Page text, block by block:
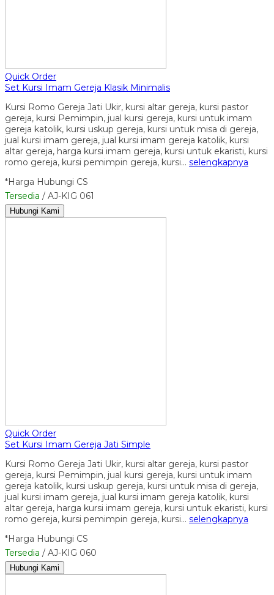
Quick Order
Set Kursi Imam Gereja Klasik Minimalis
Kursi Romo Gereja Jati Ukir, kursi altar gereja, kursi pastor
gereja, kursi Pemimpin, jual kursi gereja, kursi untuk imam
gereja katolik, kursi uskup gereja, kursi untuk misa di gereja,
jual kursi imam gereja, jual kursi imam gereja katolik, kursi
altar gereja, harga kursi imam gereja, kursi untuk ekaristi, kursi
romo gereja, kursi pemimpin gereja, kursi… selengkapnya
*Harga Hubungi CS
Tersedia / AJ-KIG 061
Hubungi Kami
Quick Order
Set Kursi Imam Gereja Jati Simple
Kursi Romo Gereja Jati Ukir, kursi altar gereja, kursi pastor
gereja, kursi Pemimpin, jual kursi gereja, kursi untuk imam
gereja katolik, kursi uskup gereja, kursi untuk misa di gereja,
jual kursi imam gereja, jual kursi imam gereja katolik, kursi
altar gereja, harga kursi imam gereja, kursi untuk ekaristi, kursi
romo gereja, kursi pemimpin gereja, kursi… selengkapnya
*Harga Hubungi CS
Tersedia / AJ-KIG 060
Hubungi Kami